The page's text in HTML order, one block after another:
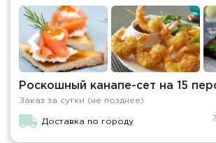
Роскошный канапе-сет на 15
Заказ за сутки (не позднее)
Доставка по городу